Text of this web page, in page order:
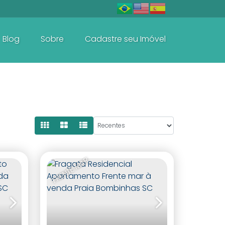
Cadastre seu Imóvel
Sobre
Blog
FRENTE MAR